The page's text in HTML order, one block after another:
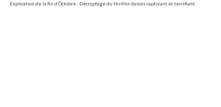
Explication de la fin d’Octobre : Décryptage du thriller danois captivant et terrifiant